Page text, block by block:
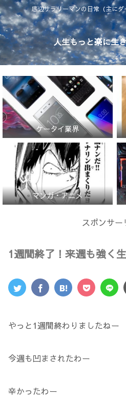
底辺サラリーマンの日常（主にダ
人生もっと楽に生
ケータイ業界
マンガ・アニメ
スポンサー
1週間終了！来週も強く
やっと1週間終わりましたねー
今週も凹まされたわー
辛かったわー